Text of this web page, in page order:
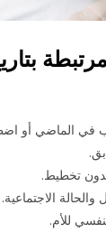
في الماضي أو
تخطيط.
الاجتماعية.
للأم.